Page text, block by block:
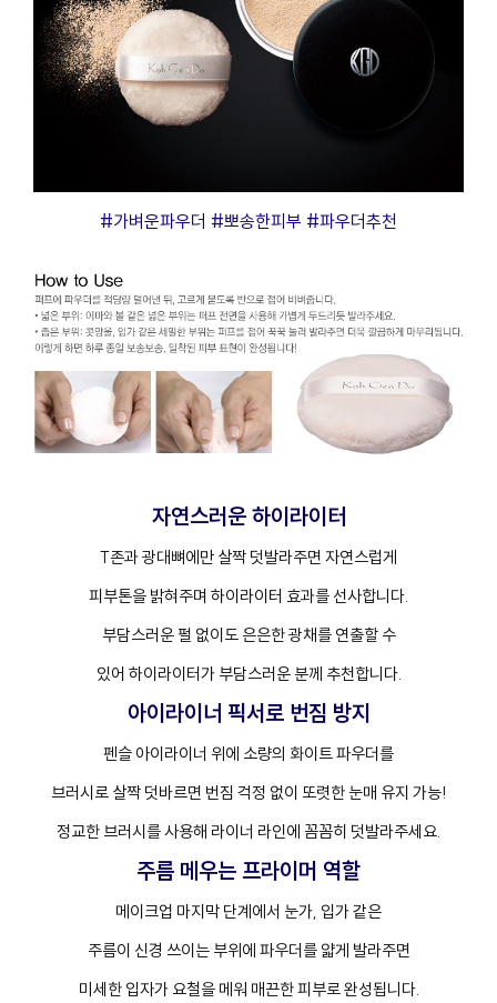
클렌징
#가벼운파우더 #뽀송한피부 #파우더추천
자연스러운 하이라이터
T존과 광대뼈에만 살짝 덧발라주면 자연스럽게
피부톤을 밝혀주며 하이라이터 효과를 선사합니다.
부담스러운 펄 없이도 은은한 광채를 연출할 수
있어 하이라이터가 부담스러운 분께 추천합니다.
아이라이너 픽서로 번짐 방지
펜슬 아이라이너 위에 소량의 화이트 파우더를
브러시로 살짝 덧바르면 번짐 걱정 없이 또렷한 눈매 유지 가능!
정교한 브러시를 사용해 라이너 라인에 꼼꼼히 덧발라주세요.
주름 메우는 프라이머 역할
메이크업 마지막 단계에서 눈가, 입가 같은
주름이 신경 쓰이는 부위에 파우더를 얇게 발라주면
미세한 입자가 요철을 메워 매끈한 피부로 완성됩니다.